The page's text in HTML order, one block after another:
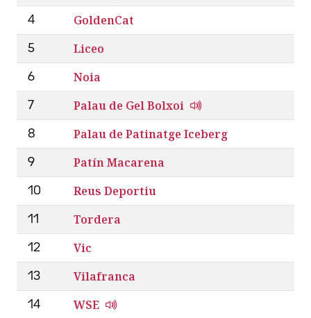
4 GoldenCat
5 Liceo
6 Noia
7 Palau de Gel Bolxoi
8 Palau de Patinatge Iceberg
9 Patín Macarena
10 Reus Deportiu
11 Tordera
12 Vic
13 Vilafranca
14 WSE